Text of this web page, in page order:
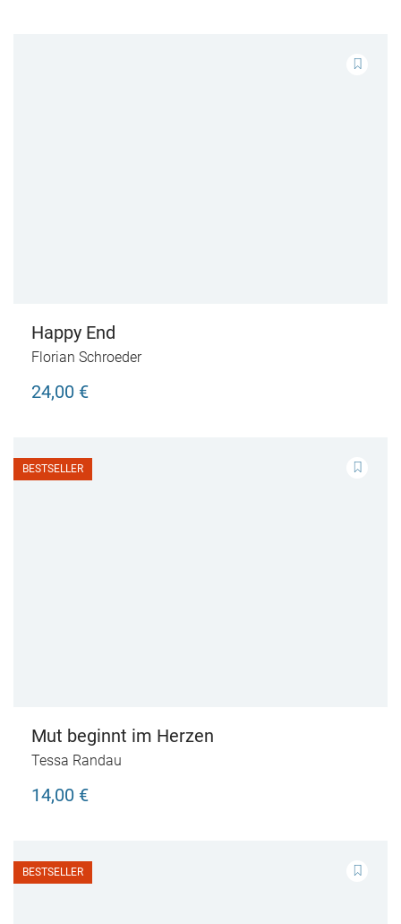
Happy End
Florian Schroeder
24,00 €
BESTSELLER
Mut beginnt im Herzen
Tessa Randau
14,00 €
BESTSELLER